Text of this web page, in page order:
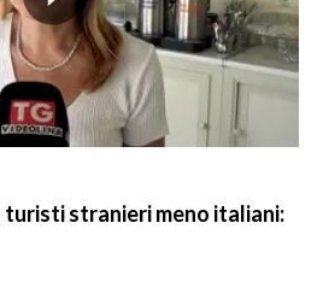
stranieri meno italiani: